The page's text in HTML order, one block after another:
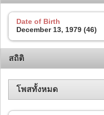
Date of Birth
December 13, 1979 (46)
สถิติ
โพสทั้งหมด